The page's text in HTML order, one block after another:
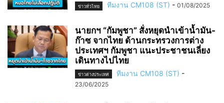
ข่าวทั่วไทย ทีมงาน CM108 (ST) - 01/08/2025
นายกฯ “กัมพูชา” สั่งหยุดนำเข้าน้ำมัน-
ก๊าซ จากไทย ด้านกระทรวงการต่าง
ประเทศฯ กัมพูชา แนะประชาชนเลี่ยง
เดินทางไปไทย
ข่าวต่างประเทศ ทีมงาน CM108 (ST) -
23/06/2025